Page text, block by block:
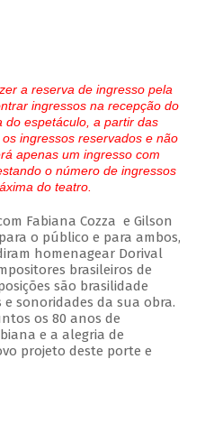
a reserva de ingresso pela
ingressos na recepção do
do espetáculo, a partir das
ingressos reservados e não
apenas um ingresso com
o número de ingressos
do teatro.
Fabiana Cozza e Gilson
o público e para ambos,
homenagear Dorival
brasileiros de
são brasilidade
sonoridades da sua obra.
os 80 anos de
e a alegria de
projeto deste porte e